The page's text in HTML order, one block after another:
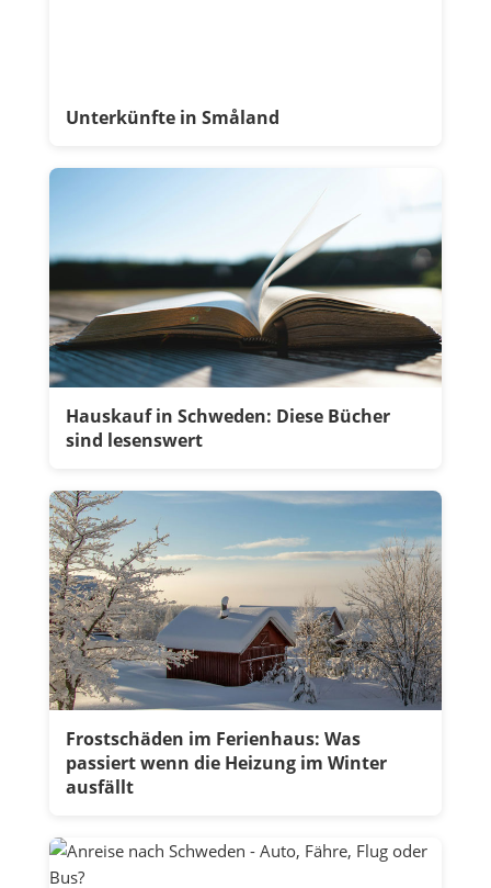
Unterkünfte in Småland
Hauskauf in Schweden: Diese Bücher
sind lesenswert
Frostschäden im Ferienhaus: Was
passiert wenn die Heizung im Winter
ausfällt